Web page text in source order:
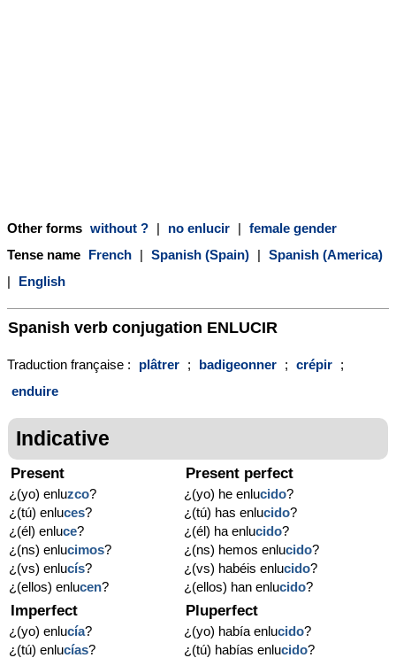
Other forms without ? | no enlucir | female gender
Tense name French | Spanish (Spain) | Spanish (America)
|
English
Spanish verb conjugation ENLUCIR
Traduction française : plâtrer ; badigeonner ; crépir ;
enduire
Indicative
Present
¿(yo) enluzco?
¿(tú) enluces?
¿(él) enluce?
¿(ns) enlucimos?
¿(vs) enlucís?
¿(ellos) enlucen?
Present perfect
¿(yo) he enlucido?
¿(tú) has enlucido?
¿(él) ha enlucido?
¿(ns) hemos enlucido?
¿(vs) habéis enlucido?
¿(ellos) han enlucido?
Imperfect
¿(yo) enlucía?
¿(tú) enlucías?
Pluperfect
¿(yo) había enlucido?
¿(tú) habías enlucido?